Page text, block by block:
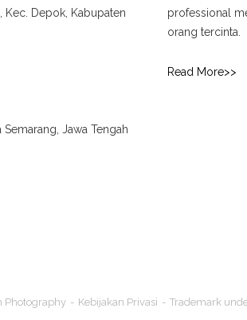
Kec. Depok, Kabupaten
Jawa Tengah
professional
orang tercinta.
Read More>>
Photography Kebijakan Privasi Trademark